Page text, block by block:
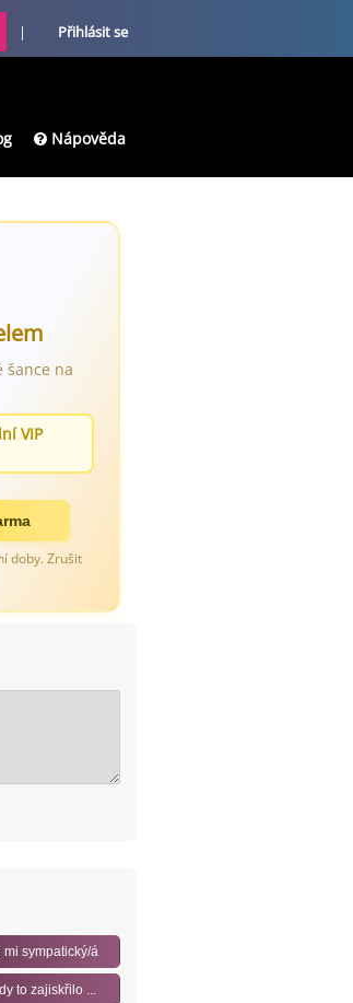
| Přihlásit se
Nápověda
šance na
VIP
doby. Zrušit
mi sympatický/á
to zajiskřilo ...